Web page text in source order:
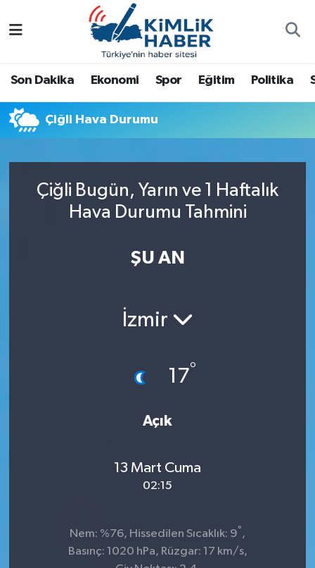
Son Dakika Ekonomi Spor Eğitim Politika
Çiğli Hava Durumu
Çiğli Bugün, Yarın ve 1 Haftalık
Hava Durumu Tahmini
ŞU AN
İzmir
17°
Açık
13 Mart Cuma
02:15
Nem: %76, Hissedilen Sıcaklık: 9° ,
Basınç: 1020 hPa, Rüzgar: 17 km/s,
Antalya
Dünya
Eğitim
Sağlık
Nöbetçi Eczaneler
Namaz Vakitleri
Trafik Durumu
Süper Lig Puan Durumu ve Fikstür
Son Dakika Haberleri